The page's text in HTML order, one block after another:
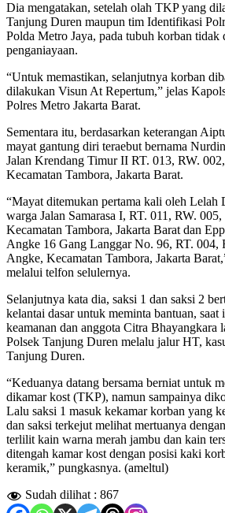
Dia mengatakan, setelah olah TKP yang
Tanjung Duren maupun tim Identifikasi
Polda Metro Jaya, pada tubuh korban tidak
penganiayaan.
“Untuk memastikan, selanjutnya korban
dilakukan Visun At Repertum,” jelas
Polres Metro Jakarta Barat.
Sementara itu, berdasarkan keterangan
mayat gantung diri teraebut bernama
Jalan Krendang Timur II RT. 013, RW.
Kecamatan Tambora, Jakarta Barat.
“Mayat ditemukan pertama kali oleh Lelah
warga Jalan Samarasa I, RT. 011, RW.
Kecamatan Tambora, Jakarta Barat dan
Angke 16 Gang Langgar No. 96, RT. 004,
Angke, Kecamatan Tambora, Jakarta
melalui telfon selulernya.
Selanjutnya kata dia, saksi 1 dan saksi 2
kelantai dasar untuk meminta bantuan, saat
keamanan dan anggota Citra Bhayangkara
Polsek Tanjung Duren melalu jalur HT,
Tanjung Duren.
“Keduanya datang bersama berniat untuk
dikamar kost (TKP), namun sampainya
Lalu saksi 1 masuk kekamar korban yang
dan saksi terkejut melihat mertuanya
terlilit kain warna merah jambu dan kain
ditengah kamar kost dengan posisi kaki
keramik,” pungkasnya. (ameltul)
Sudah dilihat : 867